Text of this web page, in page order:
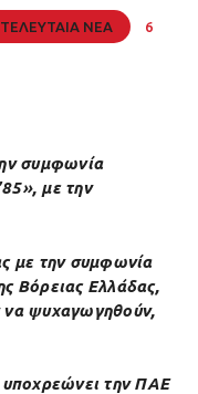
ΤΕΛΕΥΤΑΙΑ ΝΕΑ
6
συμφωνία
με την
με την συμφωνία
Βόρειας Ελλάδας,
να ψυχαγωγηθούν,
υποχρεώνει την ΠΑΕ